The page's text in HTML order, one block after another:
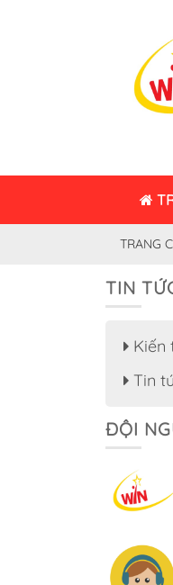
TRANG
TIN
Kiến
Tin
ĐỘI